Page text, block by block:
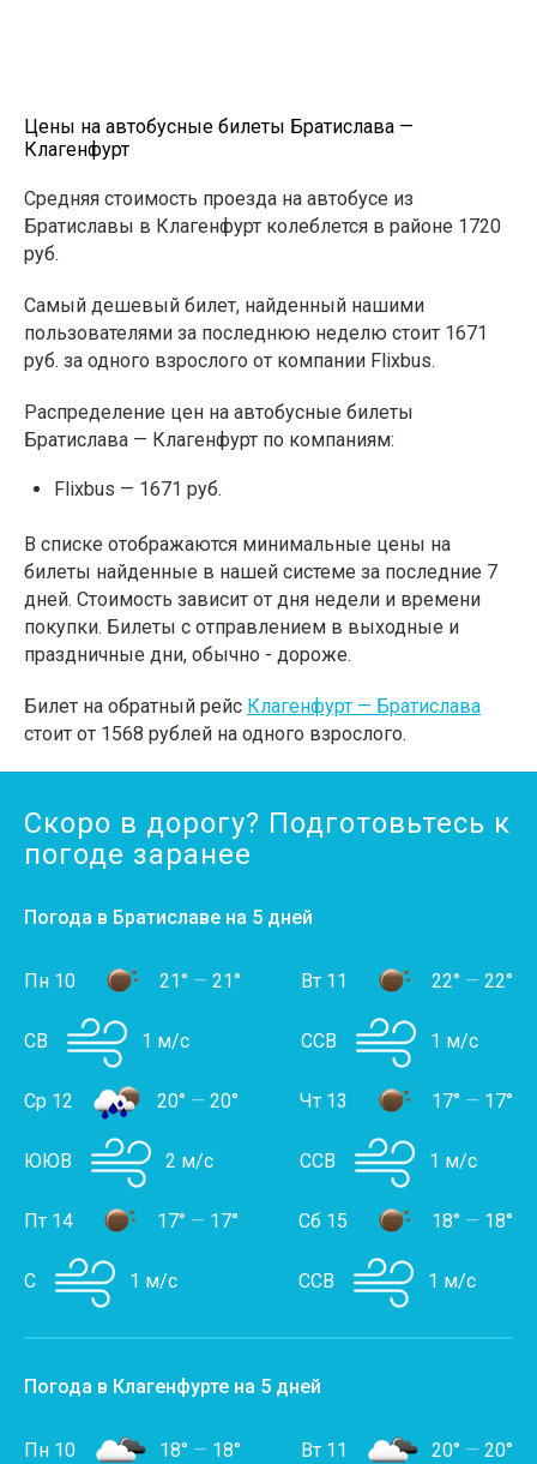
Цены на автобусные билеты Братислава —
Клагенфурт
Средняя стоимость проезда на автобусе из
Братиславы в Клагенфурт колеблется в районе 1720
руб.
Самый дешевый билет, найденный нашими
пользователями за последнюю неделю стоит 1671
руб. за одного взрослого от компании Flixbus.
Распределение цен на автобусные билеты
Братислава — Клагенфурт по компаниям:
Flixbus — 1671 руб.
В списке отображаются минимальные цены на
билеты найденные в нашей системе за последние 7
дней. Стоимость зависит от дня недели и времени
покупки. Билеты с отправлением в выходные и
праздничные дни, обычно - дороже.
Билет на обратный рейс Клагенфурт — Братислава
стоит от 1568 рублей на одного взрослого.
Скоро в дорогу? Подготовьтесь к
погоде заранее
Погода в Братиславе на 5 дней
Пн 10 21° — 21°
СВ 1 м/с
Вт 11 22° — 22°
ССВ 1 м/с
Ср 12 20° — 20°
ЮЮВ 2 м/с
Чт 13 17° — 17°
ССВ 1 м/с
Пт 14 17° — 17°
С 1 м/с
Сб 15 18° — 18°
ССВ 1 м/с
Погода в Клагенфурте на 5 дней
Пн 10 18° — 18° Вт 11 20° — 20°